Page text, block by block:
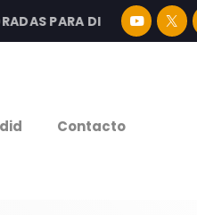
PARA DISFRUTAR LA
Contacto